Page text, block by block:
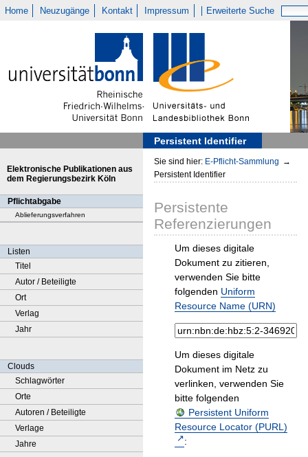
Home Neuzugänge Kontakt Impressum Erweiterte Suche
Persistent Identifier
Elektronische Publikationen aus
dem Regierungsbezirk Köln
Pflichtabgabe
Ablieferungsverfahren
Listen
Titel
Autor / Beteiligte
Ort
Verlag
Jahr
Clouds
Schlagwörter
Orte
Autoren / Beteiligte
Verlage
Jahre
Sie sind hier: E-Pflicht-Sammlung →
Persistent Identifier
Persistente
Referenzierungen
Um dieses digitale
Dokument zu zitieren,
verwenden Sie bitte
folgenden Uniform
Resource Name (URN)
Um dieses digitale
Dokument im Netz zu
verlinken, verwenden Sie
bitte folgenden
Persistent Uniform
Resource Locator (PURL)
: